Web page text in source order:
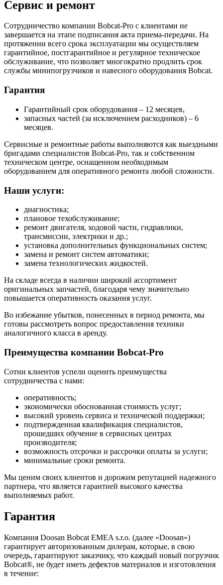
Сервис и ремонт
Сотрудничество компании Bobcat-Pro с клиентами не
завершается на этапе подписания акта приема-передачи. На
протяжении всего срока эксплуатации мы осуществляем
гарантийное, постгарантийное и регулярное техническое
обслуживание, что позволяет многократно продлить срок
службы минипогрузчиков и навесного оборудования Bobcat.
Гарантия
Гарантийный срок оборудования – 12 месяцев,
запасных частей (за исключением расходников) – 6
месяцев.
Сервисные и ремонтные работы выполняются как выездными
бригадами специалистов Bobcat-Pro, так и собственном
техническом центре, оснащенном необходимым
оборудованием для оперативного ремонта любой сложности.
Наши услуги:
диагностика;
плановое техобслуживание;
ремонт двигателя, ходовой части, гидравлики,
трансмиссии, электрики и др.;
установка дополнительных функциональных систем;
замена и ремонт систем автоматики;
замена технологических жидкостей.
На складе всегда в наличии широкий ассортимент
оригинальных запчастей, благодаря чему значительно
повышается оперативность оказания услуг.
Во избежание убытков, понесенных в период ремонта, мы
готовы рассмотреть вопрос предоставления техники
аналогичного класса в аренду.
Преимущества компании Bobcat-Pro
Сотни клиентов успели оценить преимущества
сотрудничества с нами:
оперативность;
экономически обоснованная стоимость услуг;
высокий уровень сервиса и технической поддержки;
подтвержденная квалификация специалистов,
прошедших обучение в сервисных центрах
производителя;
возможность отсрочки и рассрочки оплаты за услуги;
минимальные сроки ремонта.
Мы ценим своих клиентов и дорожим репутацией надежного
партнера, что является гарантией высокого качества
выполняемых работ.
Гарантия
Компания Doosan Bobcat EMEA s.r.o. (далее «Doosan»)
гарантирует авторизованным дилерам, которые, в свою
очередь, гарантируют заказчику, что каждый новый погрузчик
Bobcat®, не будет иметь дефектов материалов и изготовления
в течение: